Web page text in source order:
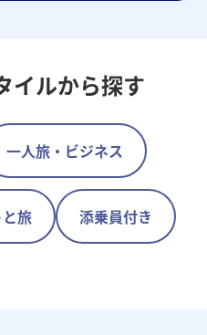
イルから探す
一人旅・ビジネス
旅 添乗員付き